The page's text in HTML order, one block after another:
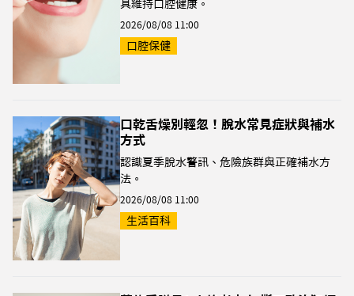
具維持口腔健康。
2026/08/08 11:00
口腔保健
口乾舌燥別輕忽！脫水常見症狀與補水
方式
認識夏季脫水警訊、危險族群與正確補水方
法。
2026/08/08 11:00
生活百科